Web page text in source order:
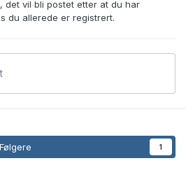
det vil bli postet etter at du har
du allerede er registrert.
Følgere 1